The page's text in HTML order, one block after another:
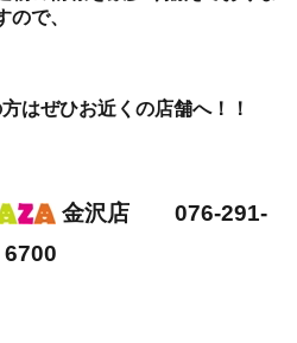
ので、
はぜひお近くの店舗へ！！
金沢店 076-291-
6700